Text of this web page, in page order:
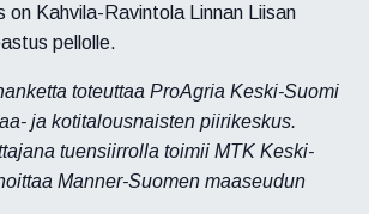
on Kahvila-Ravintola Linnan Liisan
pellolle.
toteuttaa ProAgria Keski-Suomi
ja kotitalousnaisten piirikeskus.
tuensiirrolla toimii MTK Keski-
Manner-Suomen maaseudun